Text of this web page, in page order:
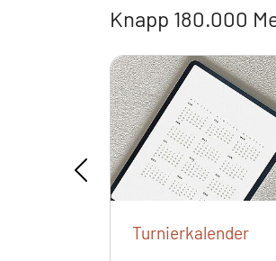
Knapp 180.000
Turnierkalender